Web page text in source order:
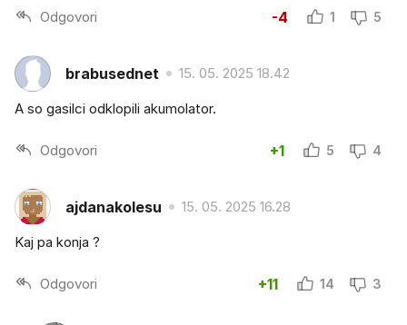
Odgovori -4 1 5
brabusednet 15. 05. 2025 18.42
A so gasilci odklopili akumolator.
Odgovori +1 5 4
ajdanakolesu 15. 05. 2025 16.28
Kaj pa konja ?
Odgovori +11 14 3